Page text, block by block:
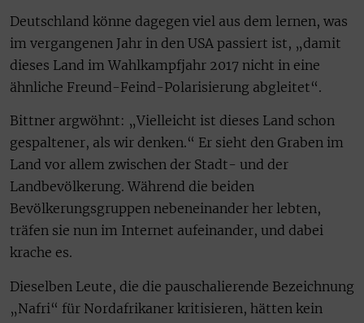
Deutschland könne dagegen viel aus dem lernen, was
im vergangenen Jahr in den USA passiert ist, „damit
dieses Land im Wahlkampfjahr 2017 nicht in eine
ähnliche Freund-Feind-Polarisierung abgleitet“.
Bittner argwöhnt: „Vielleicht ist dieses Land schon
gespaltener, als wir denken.“ Er sieht den Graben im
Land vor allem zwischen der Stadt- und der
Landbevölkerung. Während die beiden
Bevölkerungsgruppen nebeneinander her lebten,
träfen sie nun im Internet aufeinander, und dabei
krache es.
Dieselben Leute, die die pauschalierende Bezeichnung
„Nafri“ für Nordafrikaner kritisieren, hätten kein